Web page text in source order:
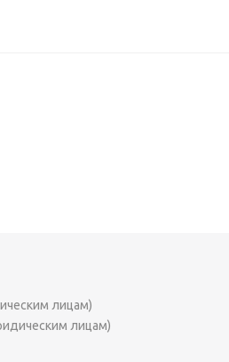
лицам)
лицам)